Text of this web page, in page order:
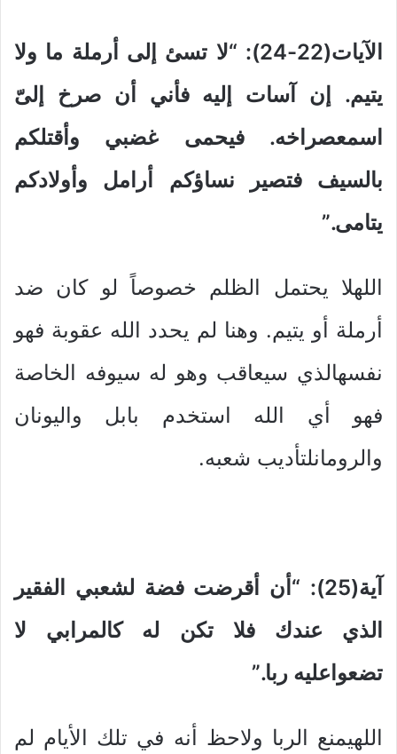
الآيات(22-24): “لا تسئ إلى أرملة ما ولا
يتيم. إن آسات إليه فأني أن صرخ إلىّ
اسمعصراخه. فيحمى غضبي وأقتلكم
بالسيف فتصير نساؤكم أرامل وأولادكم
يتامى.”
اللهلا يحتمل الظلم خصوصاً لو كان ضد
أرملة أو يتيم. وهنا لم يحدد الله عقوبة فهو
نفسهالذي سيعاقب وهو له سيوفه الخاصة
فهو أي الله استخدم بابل واليونان
والرومانلتأديب شعبه.
آية(25): “أن أقرضت فضة لشعبي الفقير
الذي عندك فلا تكن له كالمرابي لا
تضعواعليه ربا.”
اللهيمنع الربا ولاحظ أنه في تلك الأيام لم